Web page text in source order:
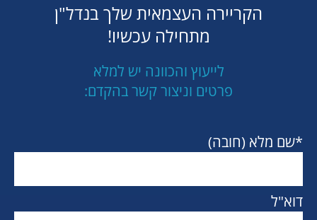
הקריירה העצמאית שלך בנדל"ן
מתחילה עכשיו!
לייעוץ והכוונה יש למלא
פרטים וניצור קשר בהקדם:
*שם מלא (חובה)
דוא"ל